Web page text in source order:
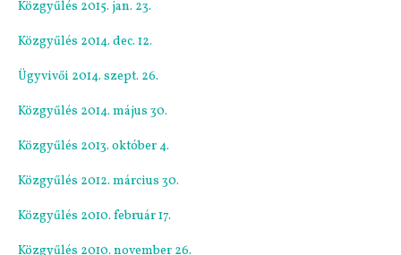
Közgyűlés 2015. jan. 23.
Közgyűlés 2014. dec. 12.
Ügyvivői 2014. szept. 26.
Közgyűlés 2014. május 30.
Közgyűlés 2013. október 4.
Közgyűlés 2012. március 30.
Közgyűlés 2010. február 17.
Közgyűlés 2010. november 26.